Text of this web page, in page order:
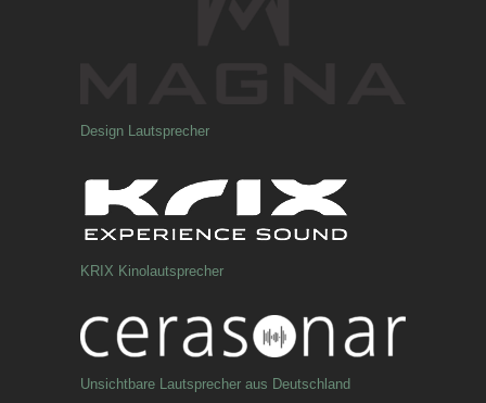
Design Lautsprecher
KRIX Kinolautsprecher
Unsichtbare Lautsprecher aus Deutschland